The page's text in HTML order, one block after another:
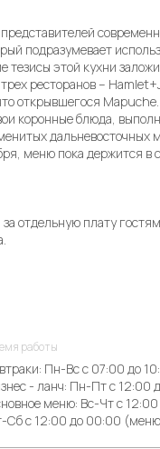
подразумевает
тезисы этой кухни
ресторанов –
открывшегося Mapuche.
коронные блюда,
дальневосточных
меню пока держится в
отдельную плату
работы
Пн-Вс с 07:00 до
- ланч: Пн-Пт с 12:00
меню: Вс-Чт с
Сб с 12:00 до 00:00 (меню